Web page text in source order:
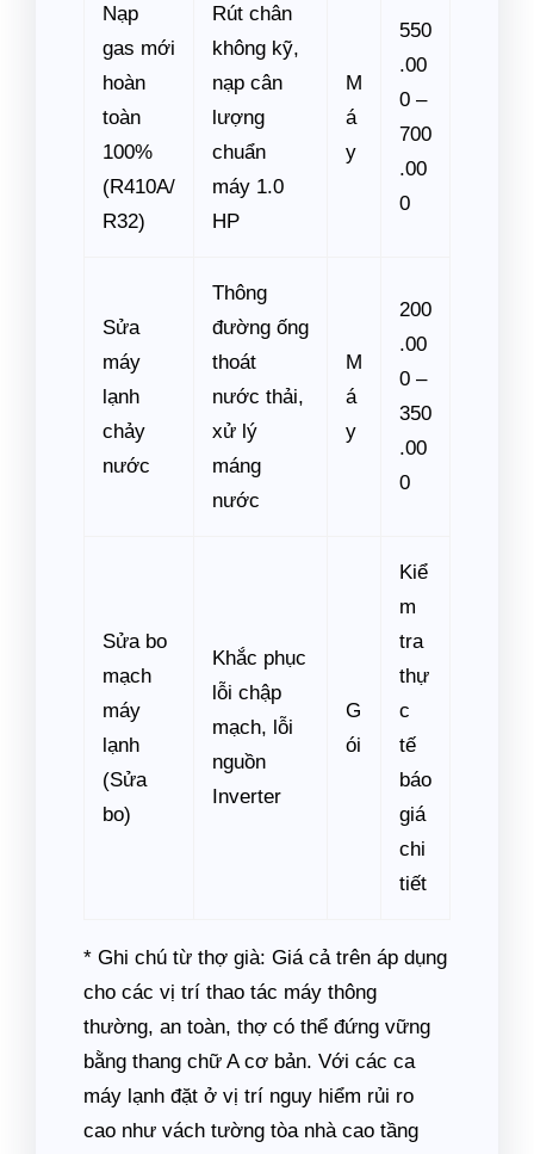
Nạp
gas mới
hoàn
toàn
100%
(R410A/
R32)
Rút chân
không kỹ,
nạp cân
lượng
chuẩn
máy 1.0
HP
M
á
y
550
.00
0 –
700
.00
0
Sửa
máy
lạnh
chảy
nước
Thông
đường ống
thoát
nước thải,
xử lý
máng
nước
M
á
y
200
.00
0 –
350
.00
0
Sửa bo
mạch
máy
lạnh
(Sửa
bo)
Khắc phục
lỗi chập
mạch, lỗi
nguồn
Inverter
G
ói
Kiể
m
tra
thự
c
tế
báo
giá
chi
tiết
* Ghi chú từ thợ già: Giá cả trên áp dụng
cho các vị trí thao tác máy thông
thường, an toàn, thợ có thể đứng vững
bằng thang chữ A cơ bản. Với các ca
máy lạnh đặt ở vị trí nguy hiểm rủi ro
cao như vách tường tòa nhà cao tầng